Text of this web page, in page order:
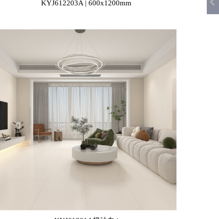
KYJ612203A | 600x1200mm